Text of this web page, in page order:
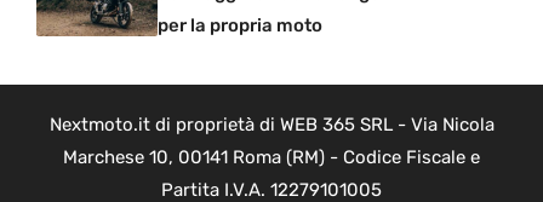
per la propria moto
Nextmoto.it di proprietà di WEB 365 SRL - Via Nicola
Marchese 10, 00141 Roma (RM) - Codice Fiscale e
Partita I.V.A. 12279101005